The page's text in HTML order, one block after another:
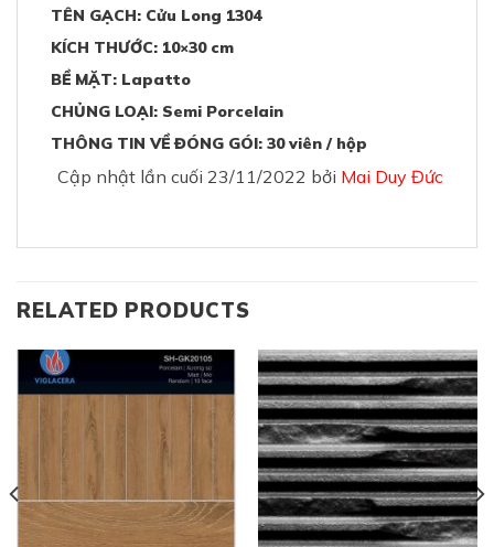
TÊN GẠCH: Cửu Long 1304
KÍCH THƯỚC: 10×30 cm
BỀ MẶT: Lapatto
CHỦNG LOẠI: Semi Porcelain
THÔNG TIN VỀ ĐÓNG GÓI: 30 viên / hộp
Cập nhật lần cuối 23/11/2022 bởi Mai Duy Đức
RELATED PRODUCTS